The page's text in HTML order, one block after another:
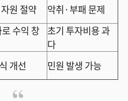
원 절약
악취·부패 문제
수익 창
초기 투자비용 과
다
개선 민원 발생 가능